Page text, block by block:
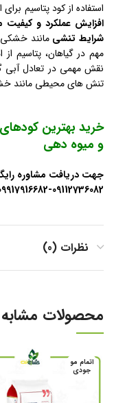
استفاده از کود پتاسیم
افزایش عملکرد و
شرایط تنشی مانند خشکی
مهم در گیاهان، پتاسیم
نقش مهمی در تعادل آبی
تنش های محیطی مانند
خرید بهترین
و میوه دهی
جهت دریافت مشاوره
09112736082-09917916682 تماس حاصل فرمایید.
نظرات (0)
محصولات مشابه
اتمام مو
جودی